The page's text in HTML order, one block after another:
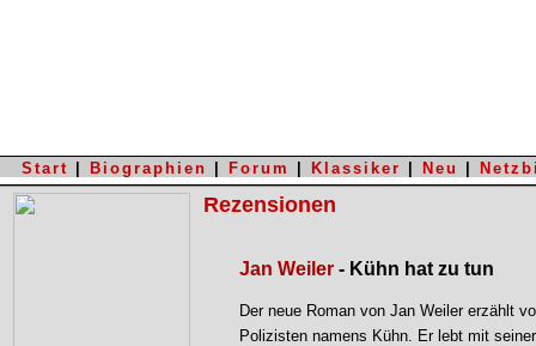
Start Biographien Forum Klassiker Neu
Rezensionen
Jan Weiler - Kühn hat zu tun
Der neue Roman von Jan Weiler erzählt
Polizisten namens Kühn. Er lebt mit